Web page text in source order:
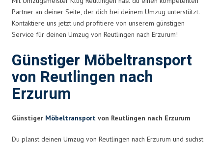
Partner an deiner Seite, der dich bei deinem Umzug unterstützt.
Kontaktiere uns jetzt und profitiere von unserem günstigen
Service für deinen Umzug von Reutlingen nach Erzurum!
Günstiger Möbeltransport
von Reutlingen nach
Erzurum
Günstiger Möbeltransport von Reutlingen nach Erzurum
Du planst deinen Umzug von Reutlingen nach Erzurum und suchst